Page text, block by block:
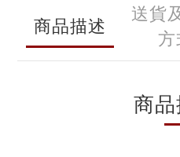
商品描述
送貨
方
商